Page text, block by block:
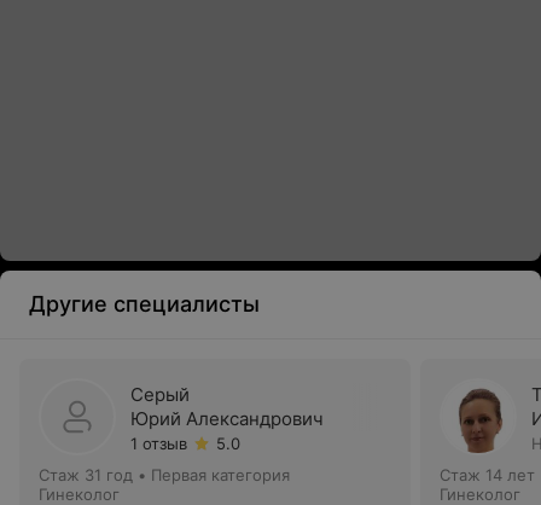
Другие специалисты
Серый
Юрий Александрович
1 отзыв
5.0
Стаж 31 год • Первая категория
Гинеколог
Стаж 14 лет
Гинеколог